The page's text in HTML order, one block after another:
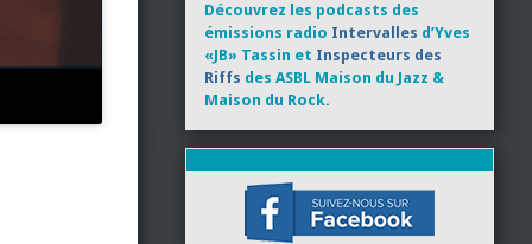
Découvrez les podcasts des
émissions radio Intervalles d’Yves
«JB» Tassin et Inspecteurs des
Riffs des ASBL Maison du Jazz &
Maison du Rock.